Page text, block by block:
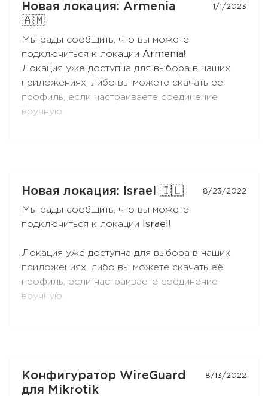
Новая локация: Armenia
🇦🇲
1/1/2023
Мы рады сообщить, что вы можете
подключиться к локации Armenia!
Локация уже доступна для выбора в наших
приложениях, либо вы можете скачать её
профиль, если настраиваете соединение
вручную.
серверам в одной из стран с
законодательством, защищающем приватность
пользователей, затем через зашифрованный
туннель трафик направляется на сервер в
Это позволяет защитить от отслеживания ваш
IP-адрес в случае перехвата трафика
непосредственно у сервера в стране локации.
Новая локация: Israel 🇮🇱 8/23/2022
Мы рады сообщить, что вы можете
подключиться к локации
Israel !
Локация уже доступна для выбора в наших
приложениях, либо вы можете скачать её
профиль, если настраиваете соединение
вручную.
Конфигуратор WireGuard
для Mikrotik
8/13/2022